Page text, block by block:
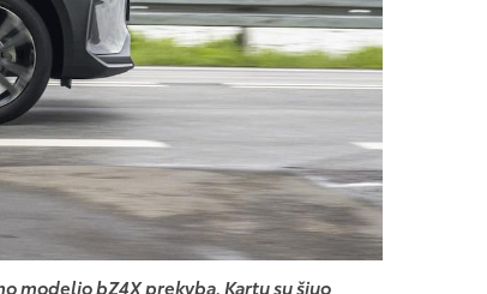
modelio bZ4X prekyba. Kartu su šiuo